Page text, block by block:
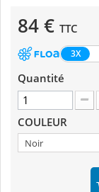
84 € TTC
3X
Quantité
COULEUR